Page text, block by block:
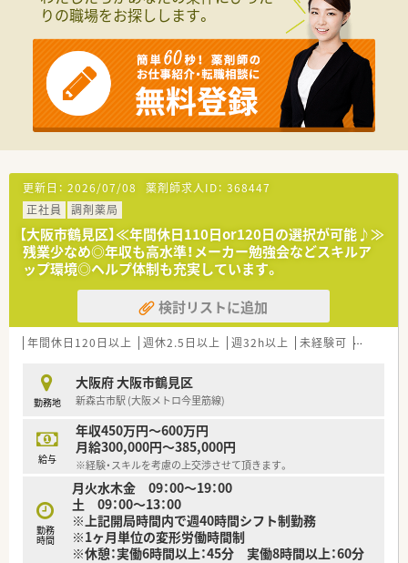
■自然・天然素材の健康食品などを展開しており、人々の健康づ
■調剤薬局事業は神奈川に続き2店舗目となり、これから共に薬
局を創り上げていく仲間を募集します。
【勤務実態について】
■処方箋枚数が落ち着いているため、時間に追われることなく、
丁寧な業務が可能です。
■残業はほとんど発生しないため、終業後は速やかに退勤でき、
■常時薬剤師2名体制で運営しており、休憩時間も安心して取得
できる環境を整えています。
【想定される業務内容】
■調剤、監査、服薬指導といった基本的な業務に加え、地域の
方々への健康相談なども行います。
■数件の居宅在宅業務がありますが、近隣へ電動自転車で訪問す
るため、運転免許は不要です。
■新規立ち上げの店舗のため、薬局運営に関わる業務にも携わっ
ていただく可能性があります。
りの職場をお探しします。
更新日： 2026/07/08 薬剤師求人ID： 368447
正社員
調剤薬局
【大阪市鶴見区】≪年間休日110日or120日の選択が可能♪≫
残業少なめ◎年収も高水準！メーカー勉強会などスキルア
ップ環境◎ヘルプ体制も充実しています。
検討リストに追加
年間休日120日以上 週休2.5日以上 週32h以上 未経験可 ブランク
勤務地
大阪府 大阪市鶴見区
新森古市駅 (大阪メトロ今里筋線)
給与
年収450万円～600万円
月給300,000円～385,000円
※経験・スキルを考慮の上交渉させて頂きます。
勤務
時間
月火水木金 09：00～19：00
土 09：00～13：00
※上記開局時間内で週40時間シフト制勤務
※1ヶ月単位の変形労働時間制
※休憩：実働6時間以上：45分 実働8時間以上：60分